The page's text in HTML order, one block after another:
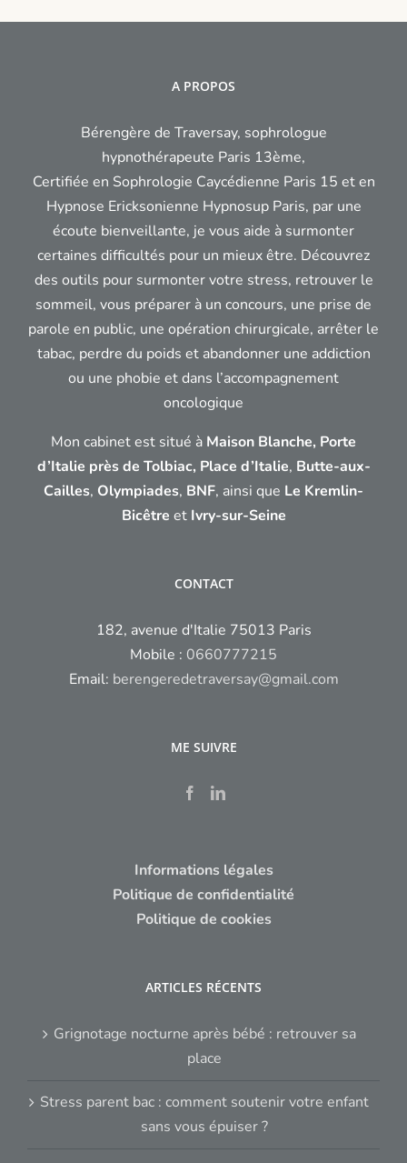
épuiser
A PROPOS
Bérengère de Traversay, sophrologue
hypnothérapeute Paris 13ème,
Certifiée en Sophrologie Caycédienne Paris 15 et en
Hypnose Ericksonienne Hypnosup Paris, par une
écoute bienveillante, je vous aide à surmonter
certaines difficultés pour un mieux être. Découvrez
des outils pour surmonter votre stress, retrouver le
sommeil, vous préparer à un concours, une prise de
parole en public, une opération chirurgicale, arrêter le
tabac, perdre du poids et abandonner une addiction
ou une phobie et dans l’accompagnement
oncologique
Mon cabinet est situé à Maison Blanche, Porte
d’Italie près de Tolbiac, Place d’Italie, Butte-aux-
Cailles, Olympiades, BNF, ainsi que Le Kremlin-
Bicêtre et Ivry-sur-Seine
CONTACT
182, avenue d'Italie 75013 Paris
Mobile : 0660777215
Email: berengeredetraversay@gmail.com
ME SUIVRE
Informations légales
Politique de confidentialité
Politique de cookies
ARTICLES RÉCENTS
Grignotage nocturne après bébé : retrouver sa
place
Stress parent bac : comment soutenir votre enfant
sans vous épuiser ?